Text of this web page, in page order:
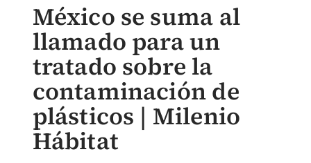
México se suma al
llamado para un
tratado sobre la
contaminación de
plásticos | Milenio
Hábitat